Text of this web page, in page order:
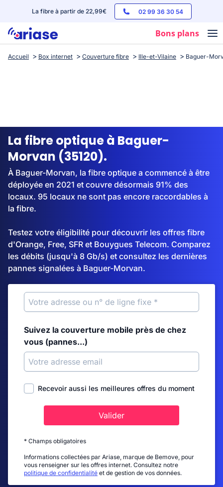
La fibre à partir de 22,99€ 02 99 36 30 54
Bons plans
Box internet
Streaming
Accueil Box internet Couverture fibre Ille-et-Vilaine Baguer-
La fibre optique à Baguer-
Morvan (35120).
À Baguer-Morvan, la fibre optique a commencé à être
déployée en 2021 et couvre désormais 91% des
locaux. 95 locaux ne sont pas encore raccordables à
la fibre.
Testez votre éligibilité pour découvrir les offres fibre
d'Orange, Free, SFR et Bouygues Telecom. Comparez
les débits (jusqu'à 8 Gb/s) et consultez les dernières
pannes signalées à Baguer-Morvan.
Suivez la couverture mobile près de chez
vous (pannes...)
Recevoir aussi les meilleures offres du moment
Valider
* Champs obligatoires
Informations collectées par Ariase, marque de Bemove, pour
vous renseigner sur les offres internet. Consultez notre
politique de confidentialité et de gestion de vos données.